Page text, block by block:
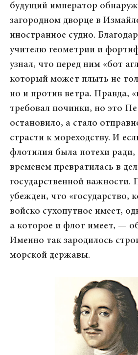
будущий император
загородном дворце в
иностранное судно.
учителю гео­метрии и
узнал, что перед ним «бот
который может плыть не
но и против ветра. Правда,
требовал починки, но это
остановило, а стало
страсти к мореходству. И
флотилия была потехи ради,
временем превратилась в
государственной важности.
убежден, что «государство,
войско сухопутное имеет,
а которое и флот имеет, —
Именно так зародилось
морской державы.